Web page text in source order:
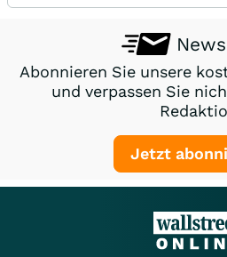
Abonnieren Sie unsere
und verpassen Sie
Jetzt